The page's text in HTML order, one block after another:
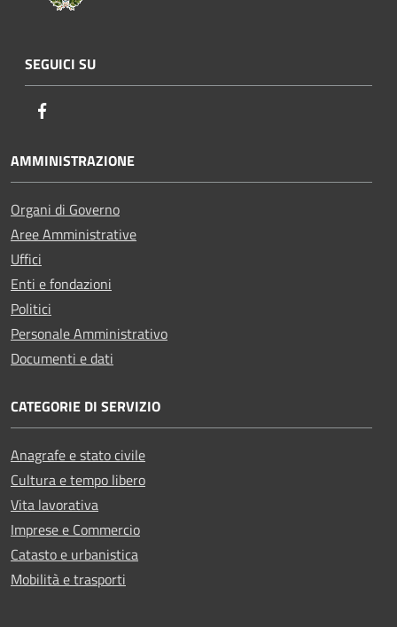
SEGUICI SU
AMMINISTRAZIONE
Organi di Governo
Aree Amministrative
Uffici
Enti e fondazioni
Politici
Personale Amministrativo
Documenti e dati
CATEGORIE DI SERVIZIO
Anagrafe e stato civile
Cultura e tempo libero
Vita lavorativa
Imprese e Commercio
Catasto e urbanistica
Mobilità e trasporti